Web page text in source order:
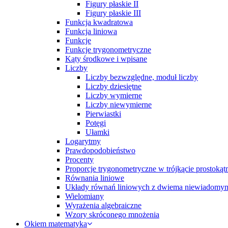
Figury płaskie II
Figury płaskie III
Funkcja kwadratowa
Funkcja liniowa
Funkcje
Funkcje trygonometryczne
Kąty środkowe i wpisane
Liczby
Liczby bezwzględne, moduł liczby
Liczby dziesiętne
Liczby wymierne
Liczby niewymierne
Pierwiastki
Potęgi
Ułamki
Logarytmy
Prawdopodobieństwo
Procenty
Proporcje trygonometryczne w trójkącie
Równania liniowe
Układy równań liniowych z dwiema
Wielomiany
Wyrażenia algebraiczne
Wzory skróconego mnożenia
Okiem matematyka